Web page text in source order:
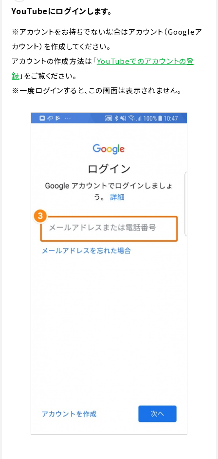
YouTubeにログインします。
※アカウントをお持ちでない場合はアカウント（Googleア
カウント）を作成してください。
アカウントの作成方法は「YouTubeでのアカウントの登
録 」をご覧ください。
※一度ログインすると、この画面は表示されません。